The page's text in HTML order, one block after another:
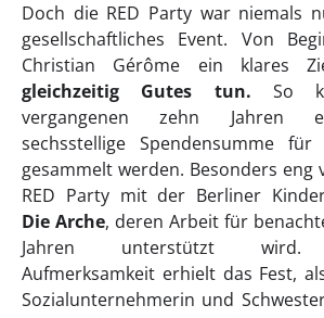
Doch die RED Party war niemals
gesellschaftliches Event. Von
Christian Gérôme ein klares
gleichzeitig Gutes tun. So
vergangenen zehn Jahren
sechsstellige Spendensumme
gesammelt werden. Besonders eng
RED Party mit der Berliner
Die Arche, deren Arbeit für
Jahren unterstützt wird.
Aufmerksamkeit erhielt das Fest,
Sozialunternehmerin und